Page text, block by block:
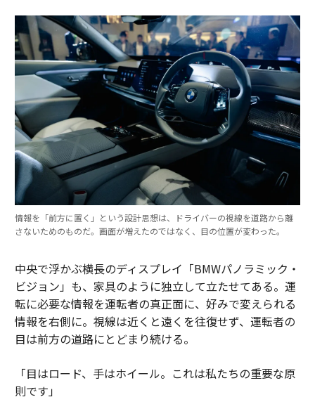
情報を「前方に置く」という設計思想は、ドライバーの視線を道路から離
さないためのものだ。画面が増えたのではなく、目の位置が変わった。
中央で浮かぶ横長のディスプレイ「BMWパノラミック・
ビジョン」も、家具のように独立して立たせてある。運
転に必要な情報を運転者の真正面に、好みで変えられる
情報を右側に。視線は近くと遠くを往復せず、運転者の
目は前方の道路にとどまり続ける。
「目はロード、手はホイール。これは私たちの重要な原
則です」